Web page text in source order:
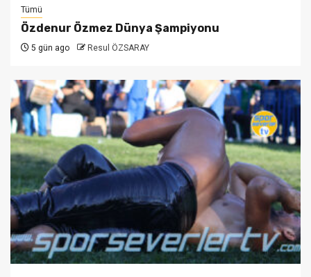
Tümü
Özdenur Özmez Dünya Şampiyonu
5 gün ago Resul ÖZSARAY